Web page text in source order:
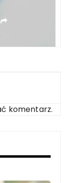
komentarz.